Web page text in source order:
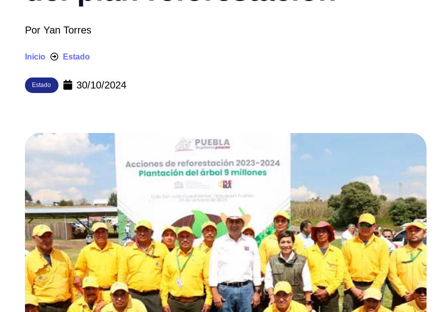
Por Yan Torres
Inicio Estado
Estado 30/10/2024